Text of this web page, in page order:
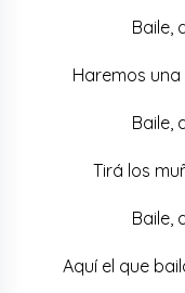
Baile,
Haremos
Baile,
Tirá los
Baile,
Aquí el que